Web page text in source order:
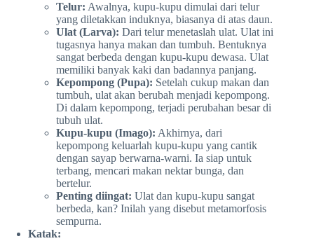
Telur: Awalnya, kupu-kupu dimulai dari telur
yang diletakkan induknya, biasanya di atas daun.
Ulat (Larva): Dari telur menetaslah ulat. Ulat ini
tugasnya hanya makan dan tumbuh. Bentuknya
sangat berbeda dengan kupu-kupu dewasa. Ulat
memiliki banyak kaki dan badannya panjang.
Kepompong (Pupa): Setelah cukup makan dan
tumbuh, ulat akan berubah menjadi kepompong.
Di dalam kepompong, terjadi perubahan besar di
tubuh ulat.
Kupu-kupu (Imago): Akhirnya, dari
kepompong keluarlah kupu-kupu yang cantik
dengan sayap berwarna-warni. Ia siap untuk
terbang, mencari makan nektar bunga, dan
bertelur.
Penting diingat: Ulat dan kupu-kupu sangat
berbeda, kan? Inilah yang disebut metamorfosis
sempurna.
Katak: